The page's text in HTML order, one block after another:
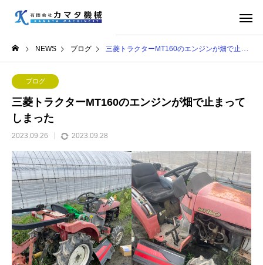
NEWS ブログ 三菱トラクターMT160のエンジンが畑で止まってしまった
ブログ
三菱トラクターMT160のエンジンが畑で止まって
しまった
2023.09.26 2023.09.28